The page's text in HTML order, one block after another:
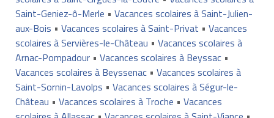
Saint-Geniez-ô-Merle • Vacances scolaires à Saint-Julien-
aux-Bois • Vacances scolaires à Saint-Privat • Vacances
scolaires à Servières-le-Château • Vacances scolaires à
Arnac-Pompadour• Vacances scolaires à Beyssac•
Vacances scolaires à Beyssenac• Vacances scolaires à
Saint-Sornin-Lavolps • Vacances scolaires à Ségur-le-
Château • Vacances scolaires à Troche • Vacances